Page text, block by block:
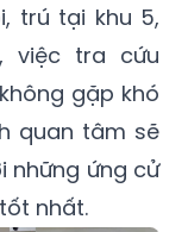
trú tại khu 5,
việc tra cứu
gặp khó
quan tâm sẽ
những ứng cử
nhất.